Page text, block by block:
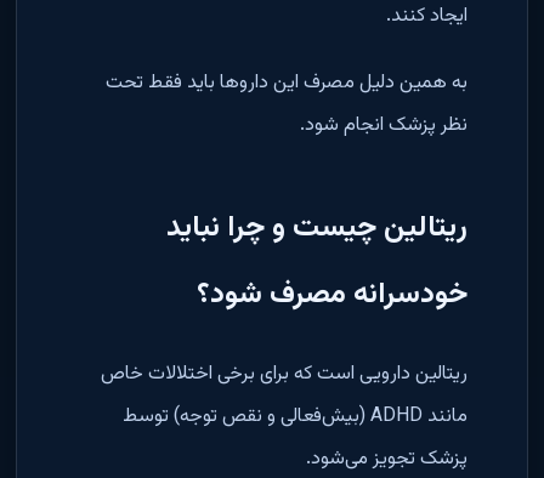
ایجاد کنند.
به همین دلیل مصرف این داروها باید فقط تحت
نظر پزشک انجام شود.
ریتالین چیست و چرا نباید
خودسرانه مصرف شود؟
ریتالین دارویی است که برای برخی اختلالات خاص
مانند ADHD(بیش‌فعالی و نقص توجه) توسط
پزشک تجویز می‌شود.